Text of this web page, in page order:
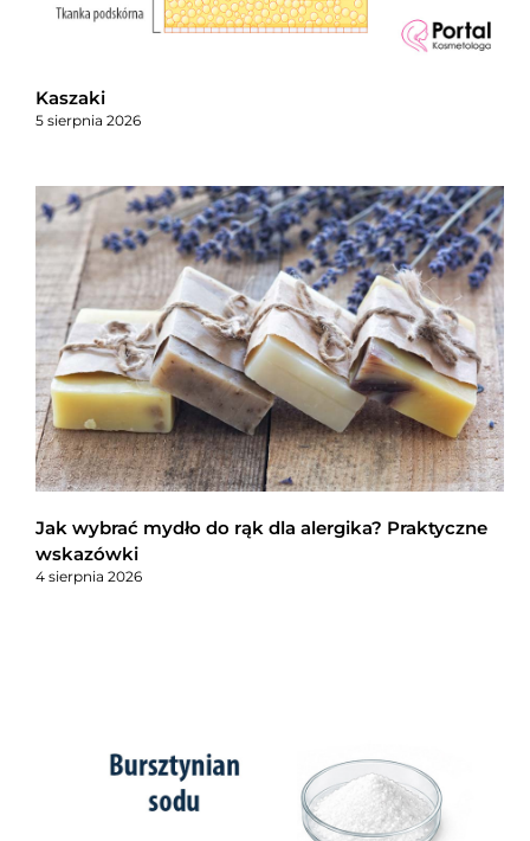
Kaszaki
5 sierpnia 2026
Jak wybrać mydło do rąk dla alergika? Praktyczne
wskazówki
4 sierpnia 2026